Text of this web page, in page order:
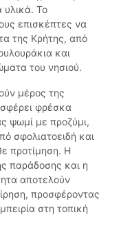
υλικά. Το
επισκέπτες να
της Κρήτης, από
και
του νησιού.
μέρος της
φρέσκα
ψωμί με προζύμι,
σφολιατοειδή και
προτίμηση. Η
παράδοσης και η
αποτελούν
προσφέροντας
στη τοπική